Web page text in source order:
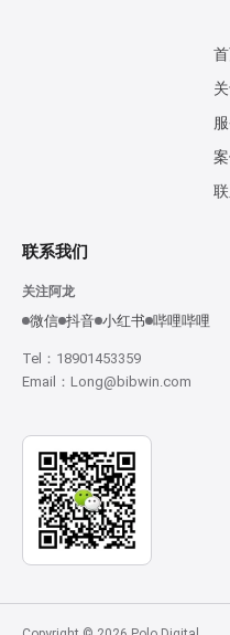
联系我们
关注阿龙
微信 抖音 小红书 哔哩哔哩
Tel：18901453359
Email：Long@bibwin.com